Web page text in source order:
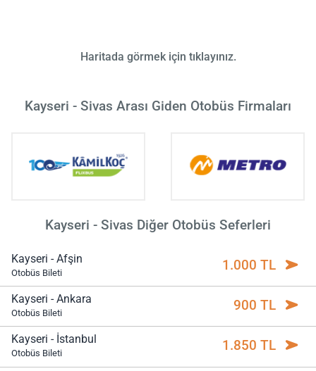
Haritada görmek için tıklayınız.
Kayseri - Sivas Arası Giden Otobüs Firmaları
Kayseri - Sivas Diğer Otobüs Seferleri
Kayseri - Afşin
Otobüs Bileti 1.000 TL
Kayseri - Ankara
Otobüs Bileti 900 TL
Kayseri - İstanbul
Otobüs Bileti 1.850 TL